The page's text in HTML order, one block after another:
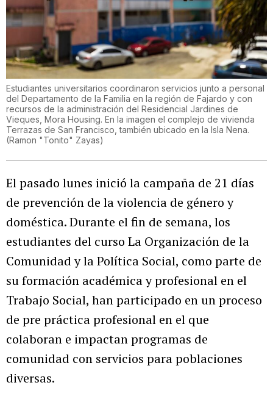
Estudiantes universitarios coordinaron servicios junto a personal
del Departamento de la Familia en la región de Fajardo y con
recursos de la administración del Residencial Jardines de
Vieques, Mora Housing. En la imagen el complejo de vivienda
Terrazas de San Francisco, también ubicado en la Isla Nena.
(Ramon "Tonito" Zayas)
El pasado lunes inició la campaña de 21 días
de prevención de la violencia de género y
doméstica. Durante el fin de semana, los
estudiantes del curso La Organización de la
Comunidad y la Política Social, como parte de
su formación académica y profesional en el
Trabajo Social, han participado en un proceso
de pre práctica profesional en el que
colaboran e impactan programas de
comunidad con servicios para poblaciones
diversas.